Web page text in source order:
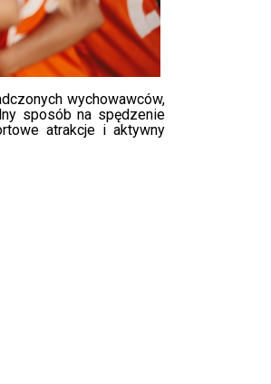
wychowawców,
sposób na spędzenie
atrakcje i aktywny